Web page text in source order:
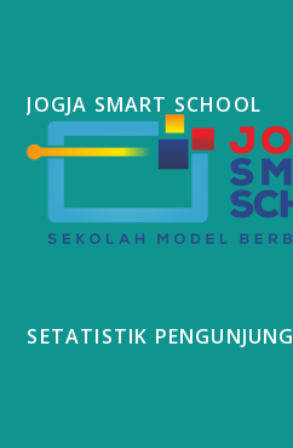
JOGJA SMART SCHOOL
SETATISTIK PENGUNJUNG